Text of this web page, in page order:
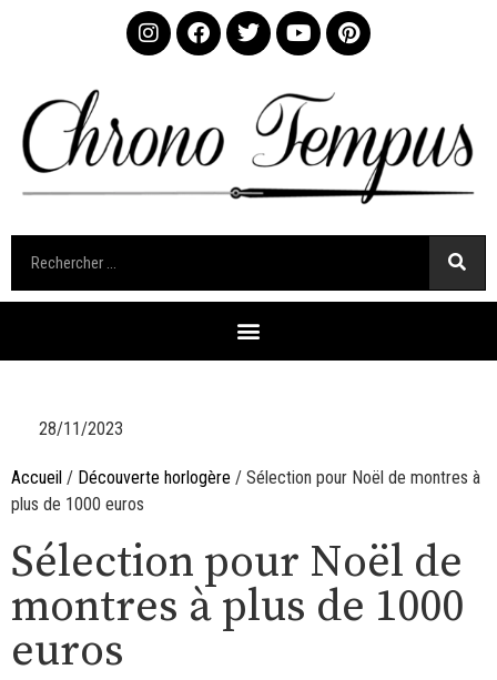
28/11/2023
Accueil / Découverte horlogère / Sélection pour Noël de montres à
plus de 1000 euros
Sélection pour Noël de
montres à plus de 1000
euros